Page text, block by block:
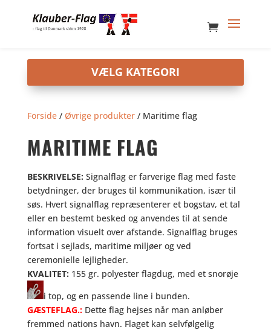
Forside/ Øvrige produkter/ Maritime flag
MARITIME FLAG
BESKRIVELSE: Signalflag er farverige flag med faste
betydninger, der bruges til kommunikation, især til
søs. Hvert signalflag repræsenterer et bogstav, et tal
eller en bestemt besked og anvendes til at sende
information visuelt over afstande. Signalflag bruges
fortsat i sejlads, maritime miljøer og ved
ceremonielle lejligheder.
KVALITET: 155 gr. polyester flagdug, med et snorøje
i top, og en passende line i bunden.
GÆSTEFLAG.: Dette flag hejses når man anløber
fremmed nations havn. Flaget kan selvfølgelig